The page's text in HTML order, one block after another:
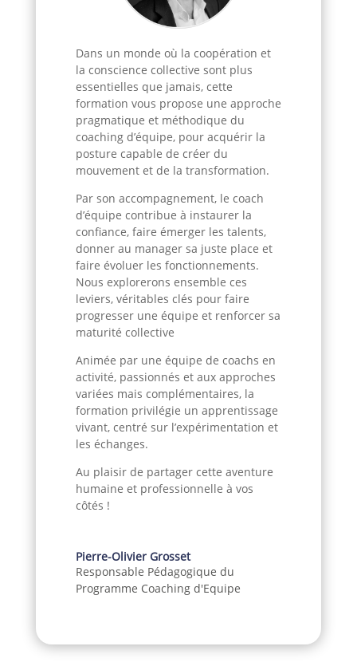
Dans un monde où la coopération et
la conscience collective sont plus
essentielles que jamais, cette
formation vous propose une approche
pragmatique et méthodique du
coaching d’équipe, pour acquérir la
posture capable de créer du
mouvement et de la transformation.
Par son accompagnement, le coach
d’équipe contribue à instaurer la
confiance, faire émerger les talents,
donner au manager sa juste place et
faire évoluer les fonctionnements.
Nous explorerons ensemble ces
leviers, véritables clés pour faire
progresser une équipe et renforcer sa
maturité collective
Animée par une équipe de coachs en
activité, passionnés et aux approches
variées mais complémentaires, la
formation privilégie un apprentissage
vivant, centré sur l’expérimentation et
les échanges.
Au plaisir de partager cette aventure
humaine et professionnelle à vos
côtés !
Pierre-Olivier Grosset
Responsable Pédagogique du
Programme Coaching d'Equipe